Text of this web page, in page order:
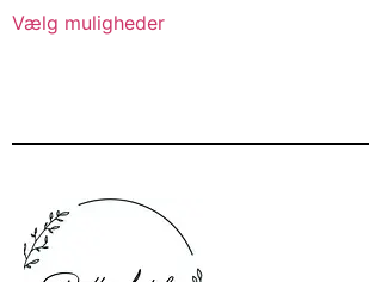
Vælg muligheder